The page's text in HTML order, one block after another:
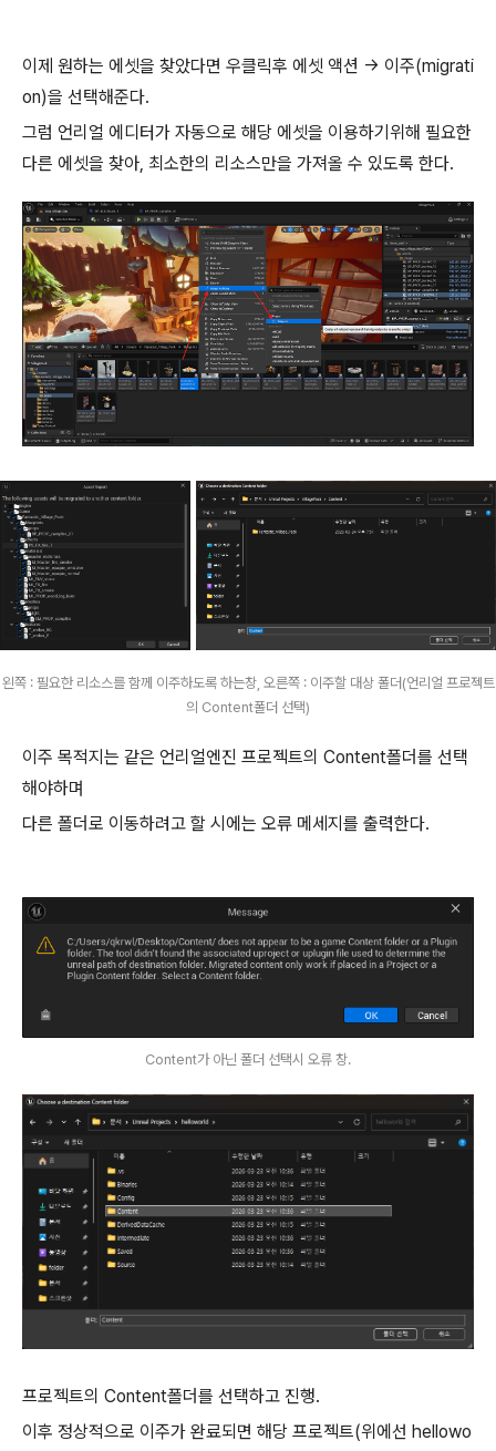
이제 원하는 에셋을 찾았다면 우클릭후 에셋 액션 -> 이주(migrati
on)을 선택해준다.
그럼 언리얼 에디터가 자동으로 해당 에셋을 이용하기위해 필요한
다른 에셋을 찾아, 최소한의 리소스만을 가져올 수 있도록 한다.
왼쪽 : 필요한 리소스를 함께 이주하도록 하는창, 오른쪽 : 이주할 대상 폴더(언리얼 프로젝트
의 Content폴더 선택)
이주 목적지는 같은 언리얼엔진 프로젝트의 Content폴더를 선택
해야하며
다른 폴더로 이동하려고 할 시에는 오류 메세지를 출력한다.
Content가 아닌 폴더 선택시 오류 창.
프로젝트의 Content폴더를 선택하고 진행.
이후 정상적으로 이주가 완료되면 해당 프로젝트(위에선 hellowo